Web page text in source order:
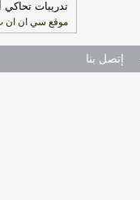
تدريبات
موقع سي ان ان
إتصل بنا